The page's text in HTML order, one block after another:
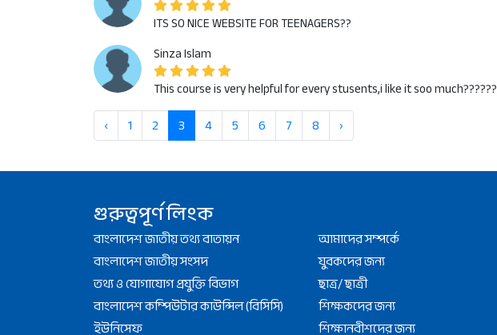
ITS SO NICE WEBSITE FOR TEENAGERS??
Sinza Islam
This course is very helpful for every stusents,i like it soo much??????
‹ 1 2 3 4 5 6 7 8 ›
গুরুত্বপূর্ণ লিংক
বাংলাদেশ জাতীয় তথ্য বাতায়ন
বাংলাদেশ জাতীয় সংসদ
তথ্য ও যোগাযোগ প্রযুক্তি বিভাগ
বাংলাদেশ কম্পিউটার কাউন্সিল (বিসিসি)
ইউনিসেফ
আমাদের সম্পর্কে
যুবকদের জন্য
ছাত্র/ ছাত্রী
শিক্ষকদের জন্য
শিক্ষানবীশদের জন্য